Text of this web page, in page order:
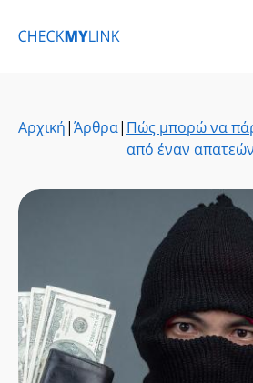
Αρχική|Άρθρα| Πώς μπορώ να
από έναν